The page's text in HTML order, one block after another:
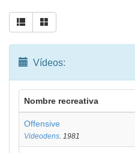
Vídeos:
Nombre recreativa
Offensive
Videodens. 1981